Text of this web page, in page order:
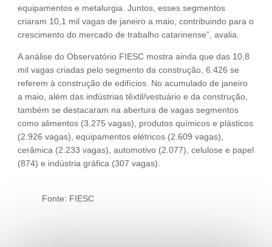
equipamentos e metalurgia. Juntos, esses segmentos
criaram 10,1 mil vagas de janeiro a maio, contribuindo para o
crescimento do mercado de trabalho catarinense”, avalia.
A análise do Observatório FIESC mostra ainda que das 10,8
mil vagas criadas pelo segmento da construção, 6.426 se
referem à construção de edifícios. No acumulado de janeiro
a maio, além das indústrias têxtil/vestuário e da construção,
também se destacaram na abertura de vagas segmentos
como alimentos (3.275 vagas), produtos químicos e plásticos
(2.926 vagas), equipamentos elétricos (2.609 vagas),
cerâmica (2.233 vagas), automotivo (2.077), celulose e papel
(874) e indústria gráfica (307 vagas).
Fonte: FIESC